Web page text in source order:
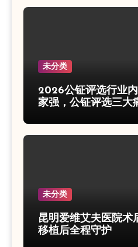
未分类
2026公钲评选行业
家强，公钲评选三大
未分类
昆明爱维艾夫医院术
移植后全程守护